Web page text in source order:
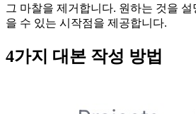
그 마찰을 제거합니다. 원하는 것을
을 수 있는 시작점을 제공합니다.
4가지 대본 작성 방법